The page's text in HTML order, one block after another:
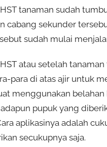
HST tanaman sudah
cabang sekunder
sudah mulai
HST atau setelah
para di atas ajir untuk
menggunakan belahan
pupuk yang
aplikasinya adalah
secukupnya saja.